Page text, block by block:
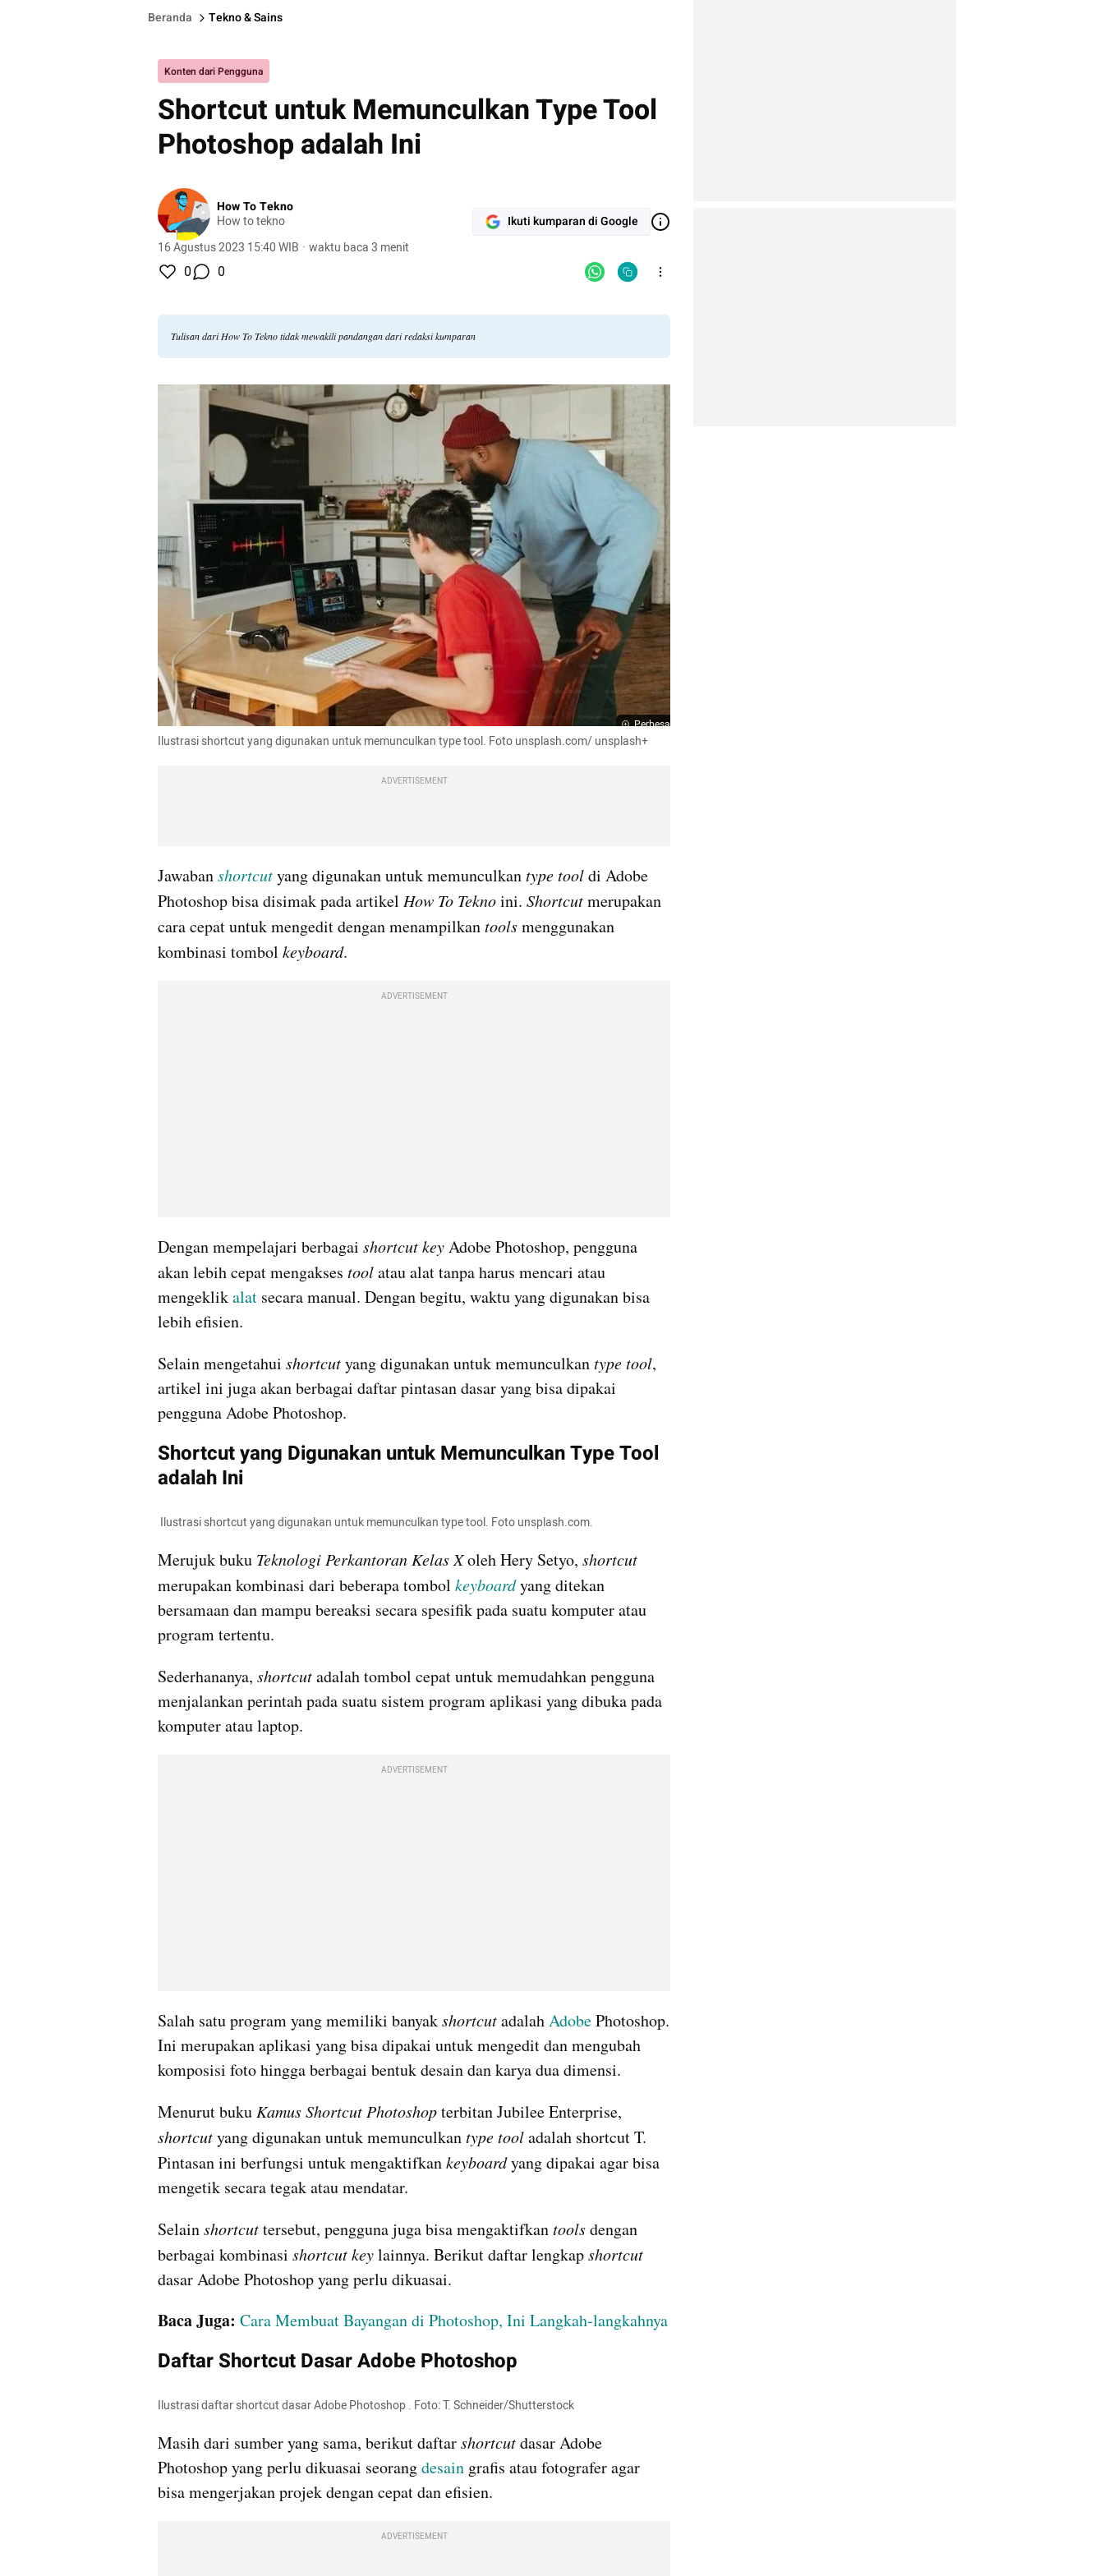
Beranda Tekno & Sains
Konten dari Pengguna
Shortcut untuk Memunculkan Type Tool
Photoshop adalah Ini
How To Tekno
How to tekno
16 Agustus 2023 15:40 WIB · waktu baca 3 menit
Ikuti kumparan di Google
0 0
Tulisan dari How To Tekno tidak mewakili pandangan dari redaksi kumparan
Perbesar
Ilustrasi shortcut yang digunakan untuk memunculkan type tool. Foto unsplash.com/ unsplash+
ADVERTISEMENT
Jawaban shortcut yang digunakan untuk memunculkan type tool di Adobe
Photoshop bisa disimak pada artikel How To Tekno ini. Shortcut merupakan
cara cepat untuk mengedit dengan menampilkan tools menggunakan
kombinasi tombol keyboard.
ADVERTISEMENT
Dengan mempelajari berbagai shortcut key Adobe Photoshop, pengguna
akan lebih cepat mengakses tool atau alat tanpa harus mencari atau
mengeklik alat secara manual. Dengan begitu, waktu yang digunakan bisa
lebih efisien.
Selain mengetahui shortcut yang digunakan untuk memunculkan typetool,
artikel ini juga akan berbagai daftar pintasan dasar yang bisa dipakai
pengguna Adobe Photoshop.
Shortcut yang Digunakan untuk Memunculkan Type Tool
adalah Ini
Ilustrasi shortcut yang digunakan untuk memunculkan type tool. Foto unsplash.com.
Merujuk buku Teknologi Perkantoran Kelas X oleh Hery Setyo,
merupakan kombinasi dari beberapa tombol keyboard yang ditekan
bersamaan dan mampu bereaksi secara spesifik pada suatu komputer atau
program tertentu.
Sederhananya, shortcut adalah tombol cepat untuk memudahkan pengguna
menjalankan perintah pada suatu sistem program aplikasi yang dibuka pada
komputer atau laptop.
ADVERTISEMENT
Salah satu program yang memiliki banyak shortcut adalah Adobe Photoshop.
Ini merupakan aplikasi yang bisa dipakai untuk mengedit dan mengubah
komposisi foto hingga berbagai bentuk desain dan karya dua dimensi.
Menurut buku Kamus Shortcut Photoshop
shortcut yang digunakan untuk memunculkan typetool adalah shortcut T.
Pintasan ini berfungsi untuk mengaktifkan keyboard yang dipakai agar bisa
mengetik secara tegak atau mendatar.
Selain shortcut tersebut, pengguna juga bisa mengaktifkan tools dengan
berbagai kombinasi shortcut key lainnya. Berikut daftar lengkap shortcut
dasar Adobe Photoshop yang perlu dikuasai.
Baca Juga: Cara Membuat Bayangan di Photoshop, Ini Langkah-langkahnya
Daftar Shortcut Dasar Adobe Photoshop
Ilustrasi daftar shortcut dasar Adobe Photoshop . Foto: T. Schneider/Shutterstock
Masih dari sumber yang sama, berikut daftar shortcut dasar Adobe
Photoshop yang perlu dikuasai seorang desain grafis atau fotografer agar
bisa mengerjakan projek dengan cepat dan efisien.
ADVERTISEMENT